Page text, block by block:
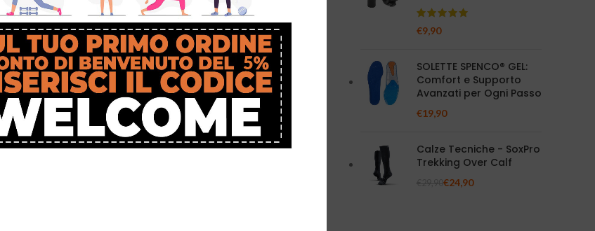
le zone di montagna, sia per chi preferisce le località marittime o
anche se è accessibile a tutti; può essere praticato sia da soli che
“viaggiare a lungo” e visto che i percorsi sono dinamici e a tratti spigolosi,
e oltre ai benefici della sicurezza.
Infatti, si riesce ad inserire nel movimento naturale
e delle articolazioni.
€9,90
SOLETTE SPENCO® GEL:
Comfort e Supporto
Avanzati per Ogni Passo
€19,90
Calze Tecniche - SoxPro
Trekking Over Calf
€24,90